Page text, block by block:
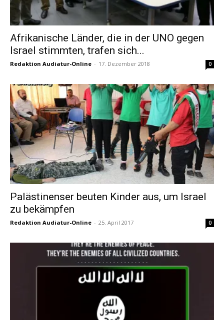
Afrikanische Länder, die in der UNO gegen
Israel stimmten, trafen sich...
Redaktion Audiatur-Online - 17. Dezember 2018 0
Palästinenser beuten Kinder aus, um Israel
zu bekämpfen
Redaktion Audiatur-Online - 25. April 2017 0